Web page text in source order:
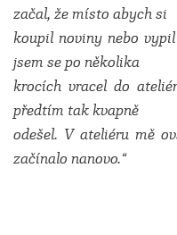
začal, že místo abych si
koupil noviny nebo
jsem se po několika
krocích vracel do
předtím tak kvapně
odešel. V ateliéru mě
začínalo nanovo.“